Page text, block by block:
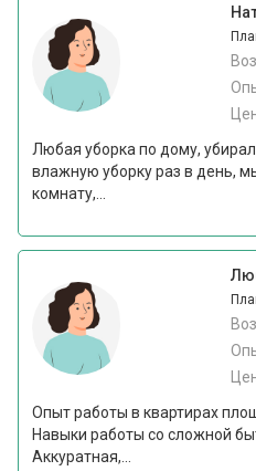
Любая уборка по дому,
влажную уборку раз в день,
комнату,...
Опыт работы в квартирах
Навыки работы со сложной
Аккуратная,...